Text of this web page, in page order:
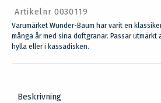
Artikelnr 0030119
Varumärket Wunder-Baum har varit en
många år med sina doftgranar. Passar utmärkt
hylla eller i kassadisken.
Beskrivning